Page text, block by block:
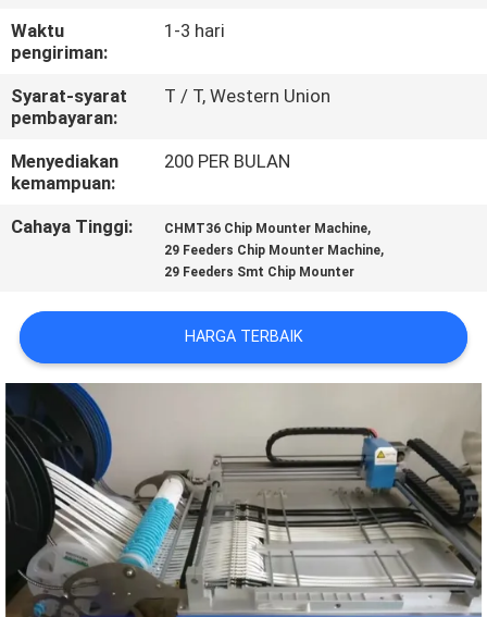
HUBUNGI
KAMI
BERITA
PETA
SITUS
KEBIJAKAN
PRIVASI
Waktu
pengiriman:
1-3 hari
Syarat-syarat
pembayaran:
T / T, Western Union
Menyediakan
kemampuan:
200 PER BULAN
Cahaya Tinggi: CHMT36 Chip Mounter Machine,
29 Feeders Chip Mounter Machine,
29 Feeders Smt Chip Mounter
HARGA TERBAIK